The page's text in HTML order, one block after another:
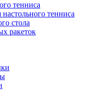
тенниса
тенниса
стола
ракеток